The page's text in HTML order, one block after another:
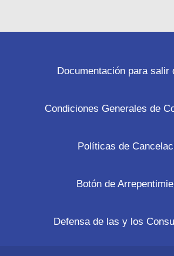
Documentación para salir
Condiciones Generales de
Políticas de
Botón de
Defensa de las y los